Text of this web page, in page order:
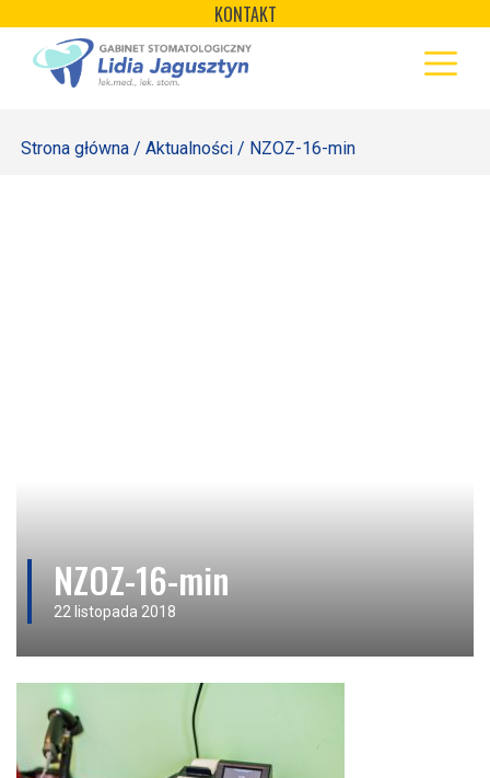
content
KONTAKT ×
STRONA GŁÓWNA
REJESTRACJA
Strona główna / Aktualności / NZOZ-16-min
NZOZ-16-min
22 listopada 2018